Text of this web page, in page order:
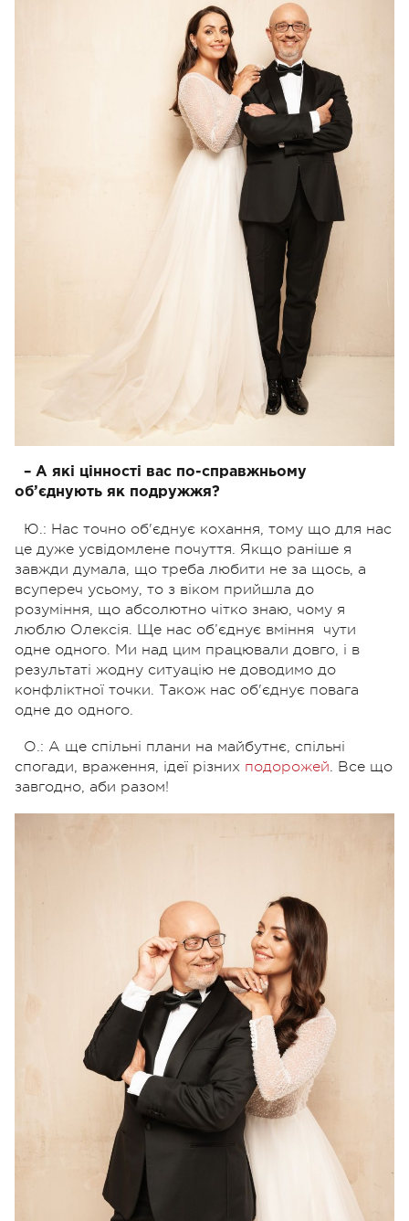
– А які цінності вас по-справжньому
об’єднують як подружжя?
Ю.: Нас точно об'єднує кохання, тому що для нас
це дуже усвідомлене почуття. Якщо раніше я
завжди думала, що треба любити не за щось, а
всупереч усьому, то з віком прийшла до
розуміння, що абсолютно чітко знаю, чому я
люблю Олексія. Ще нас об’єднує вміння чути
одне одного. Ми над цим працювали довго, і в
результаті жодну ситуацію не доводимо до
конфліктної точки. Також нас об'єднує повага
одне до одного.
О.: А ще спільні плани на майбутнє, спільні
спогади, враження, ідеї різних подорожей. Все що
завгодно, аби разом!